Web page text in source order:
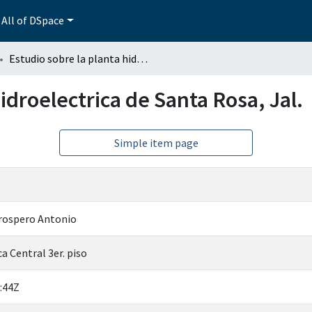
All of DSpace
Estudio sobre la planta hidroelectrica de Santa Rosa, Jal.
de Santa Rosa, Jal.
Simple item page
Antonio
Central 3er. piso